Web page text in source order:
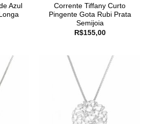
Azul
Corrente Tiffany Curto
Pingente Gota Rubi Prata
Semijoia
R$155,00